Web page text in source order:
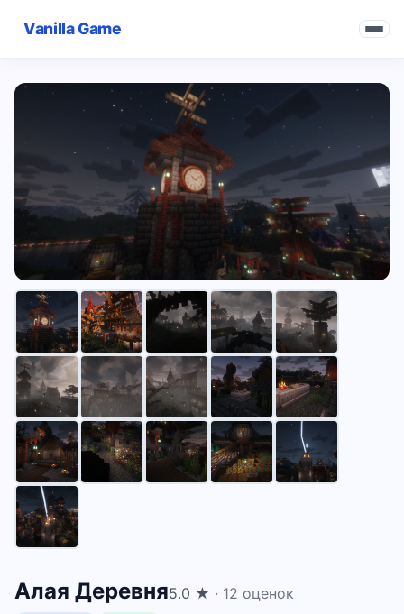
Vanilla Game
Алая Деревня5.0 ★ · 12 оценок